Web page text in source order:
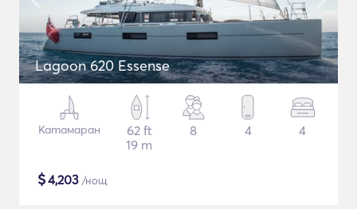
Lagoon 620 Essense
Катамаран
62 ft
19 m
8 4 4
$4,203 /нощ